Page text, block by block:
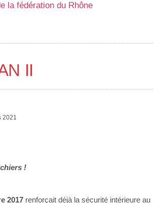
la fédération du Rhône
II
2021
!
2017renforçait déjà la sécurité intérieure au